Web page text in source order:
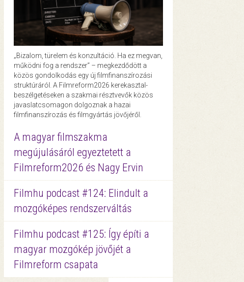
„Bizalom, türelem és konzultáció. Ha ez megvan,
működni fog a rendszer” – megkezdődött a
közös gondolkodás egy új filmfinanszírozási
struktúráról. A Filmreform2026 kerekasztal-
beszélgetéseken a szakmai résztvevők közös
javaslatcsomagon dolgoznak a hazai
filmfinanszírozás és filmgyártás jövőjéről.
A magyar filmszakma
megújulásáról egyeztetett a
Filmreform2026 és Nagy Ervin
Filmhu podcast #124: Elindult a
mozgóképes rendszerváltás
Filmhu podcast #125: Így építi a
magyar mozgókép jövőjét a
Filmreform csapata